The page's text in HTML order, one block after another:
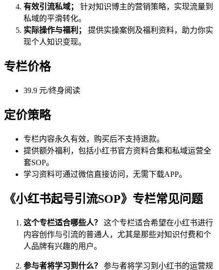
有效引流私域；
针对知识博主的营销策略，实现流量到
私域的平滑转化。
实际操作与福利；
提供实操案例及福利资料，助力你实
现个人知识变现。
专栏价格
39.9 元/终身阅读
定价策略
专栏内容永久有效，购买后不支持退款。
提供额外福利，包括小红书官方资料合集和私域运营全
套SOP。
学习资料可通过微信直接访问，无需下载APP。
《小红书起号引流SOP》专栏常见问题
这个专栏适合哪些人？
这个专栏适合希望在小红书进行
内容创作与引流的普通人，尤其是那些对知识付费和个
人品牌有兴趣的用户。
参与者将学习到什么？ 参与者将学习到小红书的运营规